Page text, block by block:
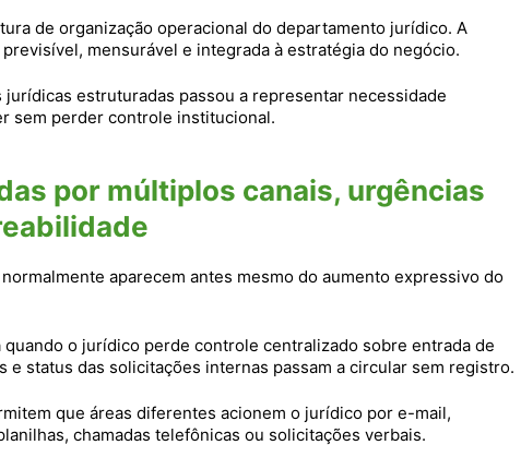
de organização operacional do departamento jurídico. A
mensurável e integrada à estratégia do negócio.
estruturadas passou a representar necessidade
sem perder controle institucional.
por múltiplos canais, urgências
aparecem antes mesmo do aumento expressivo do
o jurídico perde controle centralizado sobre entrada de
e status das solicitações internas passam a circular sem registro.
que áreas diferentes acionem o jurídico por e-mail,
chamadas telefônicas ou solicitações verbais.